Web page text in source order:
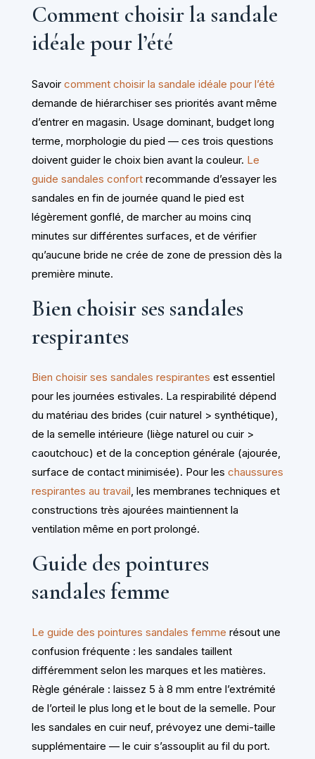
Comment choisir la sandale
idéale pour l’été
Savoir comment choisir la sandale idéale pour l’été
demande de hiérarchiser ses priorités avant même
d’entrer en magasin. Usage dominant, budget long
terme, morphologie du pied — ces trois questions
doivent guider le choix bien avant la couleur. Le
guide sandales confortrecommande d’essayer les
sandales en fin de journée quand le pied est
légèrement gonflé, de marcher au moins cinq
minutes sur différentes surfaces, et de vérifier
qu’aucune bride ne crée de zone de pression dès la
première minute.
Bien choisir ses sandales
respirantes
Bien choisir ses sandales respirantes est essentiel
pour les journées estivales. La respirabilité dépend
du matériau des brides (cuir naturel > synthétique),
de la semelle intérieure (liège naturel ou cuir >
caoutchouc) et de la conception générale (ajourée,
surface de contact minimisée). Pour les chaussures
respirantes au travail, les membranes techniques et
constructions très ajourées maintiennent la
ventilation même en port prolongé.
Guide des pointures
sandales femme
Le guide des pointures sandales femme résout une
confusion fréquente : les sandales taillent
différemment selon les marques et les matières.
Règle générale : laissez 5 à 8 mm entre l’extrémité
de l’orteil le plus long et le bout de la semelle. Pour
les sandales en cuir neuf, prévoyez une demi-taille
supplémentaire — le cuir s’assouplit au fil du port.